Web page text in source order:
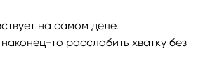
на самом деле.
то расслабить хватку без